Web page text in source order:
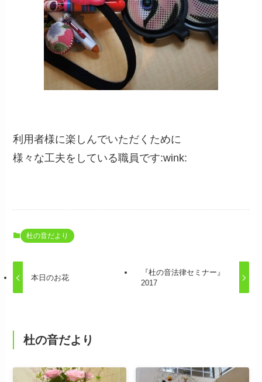
利用者様に楽しんでいただくために
様々な工夫をしている職員です:wink:
杜の音だより
本日のお花
『杜の音法律セミナー』
2017
杜の音だより